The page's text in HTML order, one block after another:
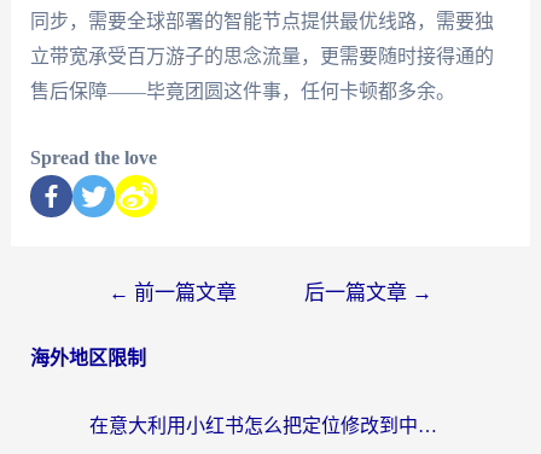
同步，需要全球部署的智能节点提供最优线路，需要独
立带宽承受百万游子的思念流量，更需要随时接得通的
售后保障——毕竟团圆这件事，任何卡顿都多余。
Spread the love
← 前一篇文章 后一篇文章 →
海外地区限制
在意大利用小红书怎么把定位修改到中国国内？3个实用技巧+1个靠谱工具帮你搞定